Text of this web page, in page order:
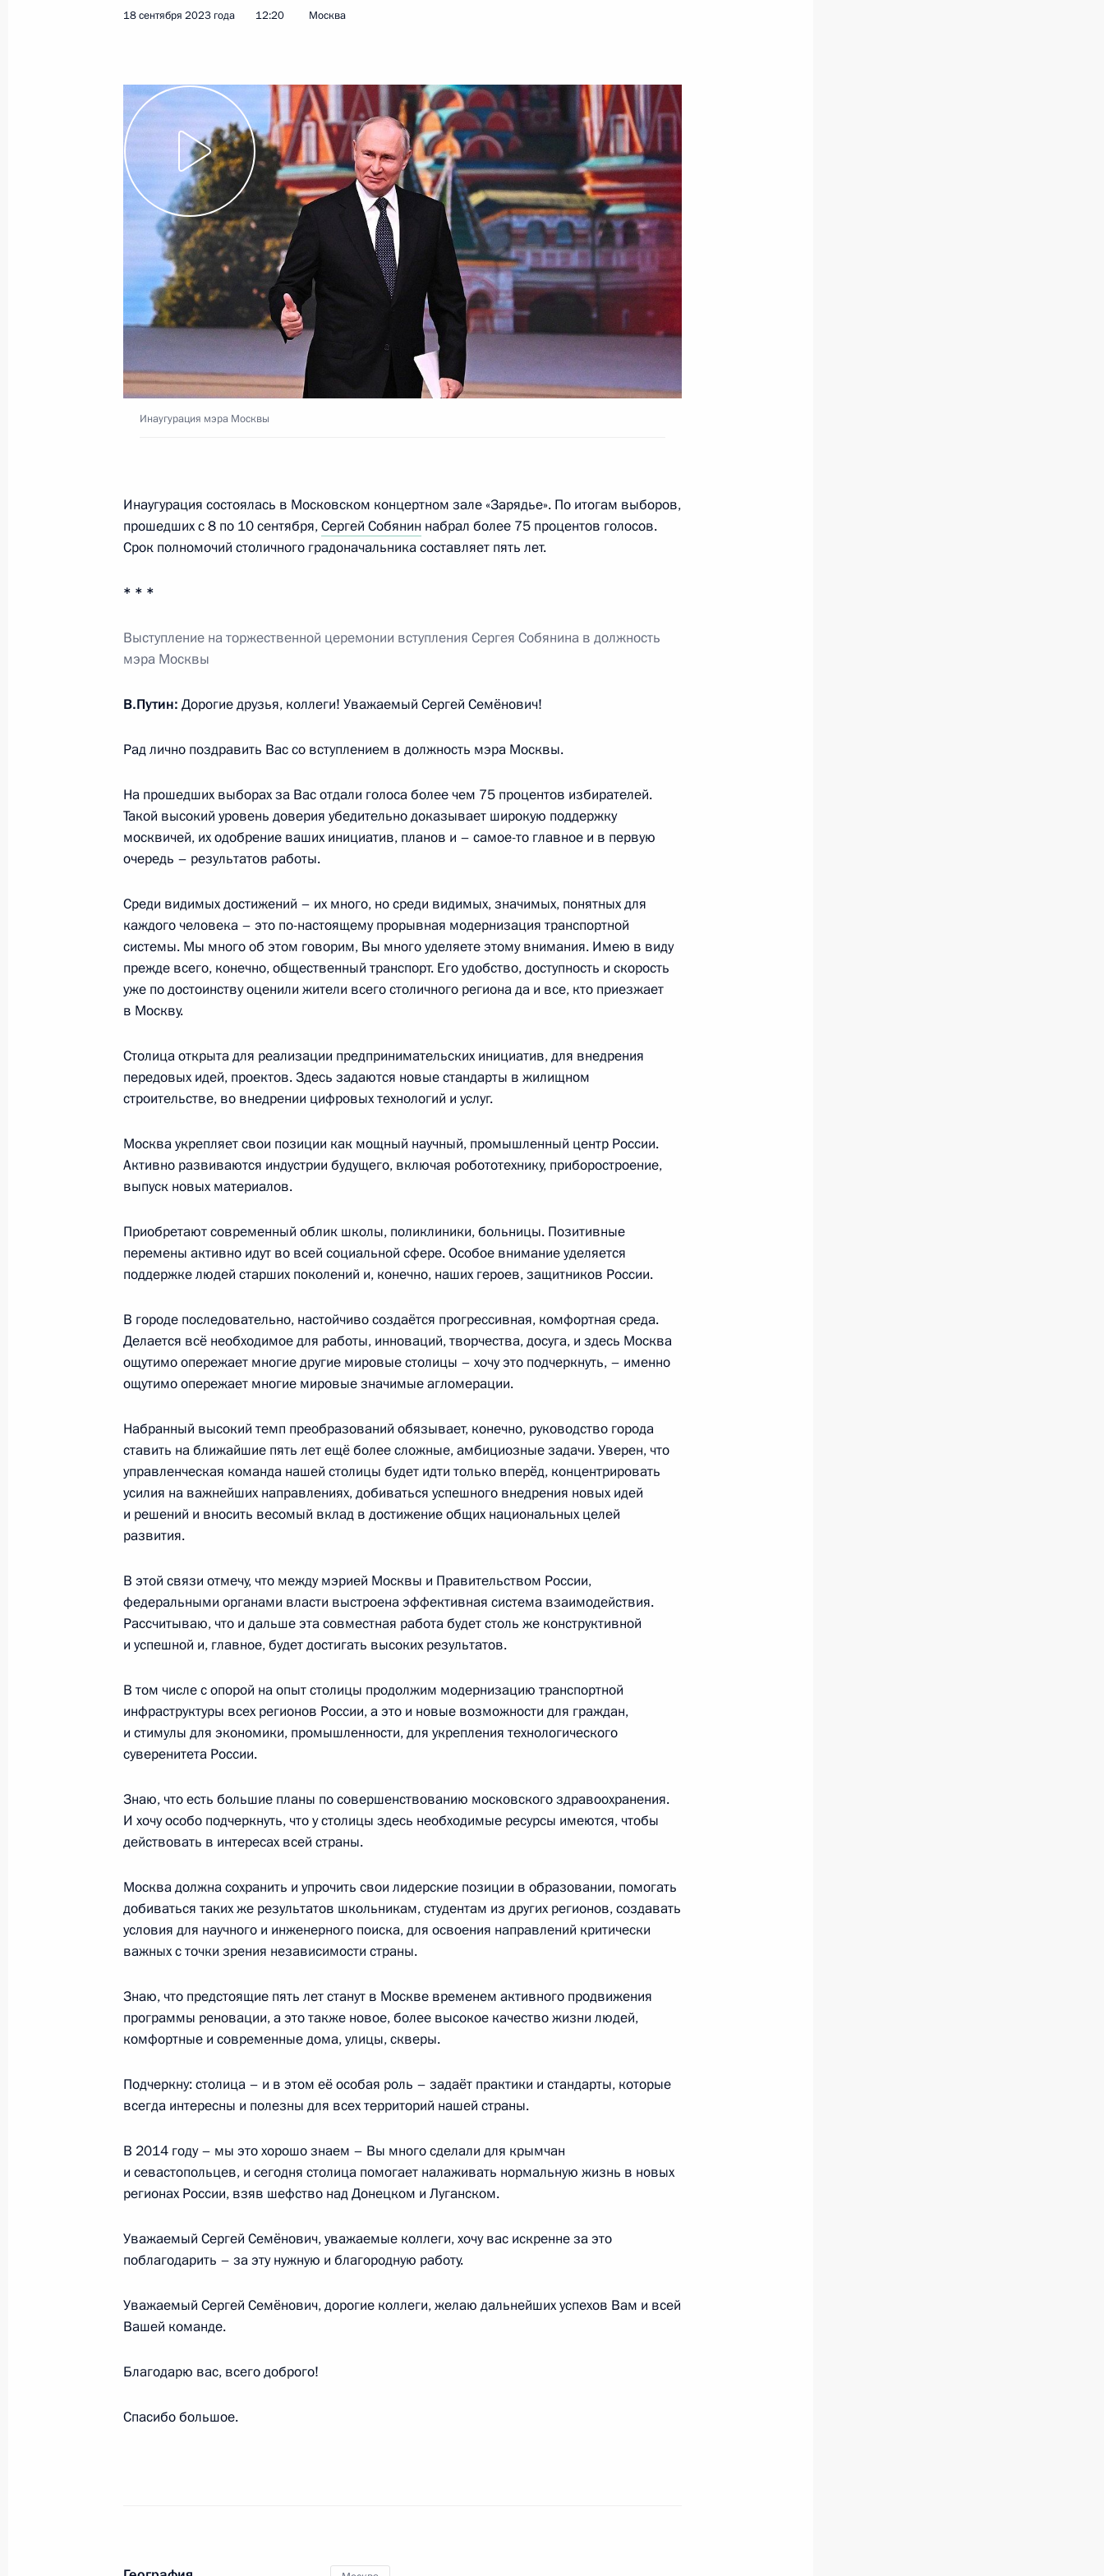
услугу по отоплению
14 ноября 2023 года, 11:40
Инаугурация мэра Москвы
18 сентября 2023 года, 12:20
Открытие объектов транспортной инфраструктуры Москвы
9 сентября 2023 года, 13:15
Владимир Путин проголосовал на выборах мэра Москвы
9 сентября 2023 года, 12:40
Открытие движения по третьему Московскому центральному
диаметру
17 августа 2023 года, 14:50
Подписан закон о противодействии беспилотным аппаратам
4 августа 2023 года, 16:25
процедуры выявления правообладателей ранее учтённых
и Севастополе
31 июля 2023 года, 15:45
Уточнены основания привлечения к административной
ответственности за нарушение правил привлечения иностранных
граждан к трудовой деятельности на розничных рынках
10 июля 2023 года, 15:20
Подписан закон, касающийся процедуры переселения граждан
в рамках программы реновации
10 июля 2023 года, 14:20
Посещение Северного речного вокзала
Подписан Указ о передаче в собственность Москвы находящихся
детских и юношеских фильмов имени М.Горького
13 июня 2023 года, 17:50
Посещение индустриального парка «Руднево»
27 апреля 2023 года, 20:45
Открытие Большой кольцевой линии московского метро
Встреча с мэром Москвы Сергеем Собяниным
Владимир Путин проголосовал на выборах муниципальных
депутатов Москвы
космического центра в Москве
27 февраля 2022 года, 18:00
Встреча с мэром Москвы Сергеем Собяниным
20 января 2022 года, 13:00
Подписан закон, направленный на повышение эффективности
отправления правосудия мировыми судьями в Москве
30 декабря 2021 года, 19:10
кольцевой линии Московского метрополитена
7 декабря 2021 года, 16:35
1 декабря 2021 года, 15:50
18 сентября 2023 года 12:20 Москва
Инаугурация мэра Москвы
Инаугурация состоялась в Московском концертном зале «Зарядье». По итогам выборов,
прошедших с 8 по 10 сентября,Сергей Собянин набрал более 75 процентов голосов.
Срок полномочий столичного градоначальника составляет пять лет.
* * *
Выступление на торжественной церемонии вступления Сергея Собянина в должность
мэра Москвы
В.Путин: Дорогие друзья, коллеги! Уважаемый Сергей Семёнович!
Рад лично поздравить Вас со вступлением в должность мэра Москвы.
На прошедших выборах за Вас отдали голоса более чем 75 процентов избирателей.
Такой высокий уровень доверия убедительно доказывает широкую поддержку
москвичей, их одобрение ваших инициатив, планов и – самое-то главное и в первую
очередь – результатов работы.
Среди видимых достижений – их много, но среди видимых, значимых, понятных для
каждого человека – это по-настоящему прорывная модернизация транспортной
системы. Мы много об этом говорим, Вы много уделяете этому внимания. Имею в виду
прежде всего, конечно, общественный транспорт. Его удобство, доступность и скорость
уже по достоинству оценили жители всего столичного региона да и все, кто приезжает
в Москву.
Столица открыта для реализации предпринимательских инициатив, для внедрения
передовых идей, проектов. Здесь задаются новые стандарты в жилищном
строительстве, во внедрении цифровых технологий и услуг.
Москва укрепляет свои позиции как мощный научный, промышленный центр России.
Активно развиваются индустрии будущего, включая робототехнику, приборостроение,
выпуск новых материалов.
Приобретают современный облик школы, поликлиники, больницы. Позитивные
перемены активно идут во всей социальной сфере. Особое внимание уделяется
поддержке людей старших поколений и, конечно, наших героев, защитников России.
В городе последовательно, настойчиво создаётся прогрессивная, комфортная среда.
Делается всё необходимое для работы, инноваций, творчества, досуга, и здесь Москва
ощутимо опережает многие другие мировые столицы – хочу это подчеркнуть, – именно
ощутимо опережает многие мировые значимые агломерации.
Набранный высокий темп преобразований обязывает, конечно, руководство города
ставить на ближайшие пять лет ещё более сложные, амбициозные задачи. Уверен, что
управленческая команда нашей столицы будет идти только вперёд, концентрировать
усилия на важнейших направлениях, добиваться успешного внедрения новых идей
и решений и вносить весомый вклад в достижение общих национальных целей
развития.
В этой связи отмечу, что между мэрией Москвы и Правительством России,
федеральными органами власти выстроена эффективная система взаимодействия.
Рассчитываю, что и дальше эта совместная работа будет столь же конструктивной
и успешной и, главное, будет достигать высоких результатов.
В том числе с опорой на опыт столицы продолжим модернизацию транспортной
инфраструктуры всех регионов России, а это и новые возможности для граждан,
и стимулы для экономики, промышленности, для укрепления технологического
суверенитета России.
Знаю, что есть большие планы по совершенствованию московского здравоохранения.
И хочу особо подчеркнуть, что у столицы здесь необходимые ресурсы имеются, чтобы
действовать в интересах всей страны.
Москва должна сохранить и упрочить свои лидерские позиции в образовании, помогать
добиваться таких же результатов школьникам, студентам из других регионов, создавать
условия для научного и инженерного поиска, для освоения направлений критически
важных с точки зрения независимости страны.
Знаю, что предстоящие пять лет станут в Москве временем активного продвижения
программы реновации, а это также новое, более высокое качество жизни людей,
комфортные и современные дома, улицы, скверы.
Подчеркну: столица – и в этом её особая роль – задаёт практики и стандарты, которые
всегда интересны и полезны для всех территорий нашей страны.
В 2014 году – мы это хорошо знаем – Вы много сделали для крымчан
и севастопольцев, и сегодня столица помогает налаживать нормальную жизнь в новых
регионах России, взяв шефство над Донецком и Луганском.
Уважаемый Сергей Семёнович, уважаемые коллеги, хочу вас искренне за это
поблагодарить – за эту нужную и благородную работу.
Уважаемый Сергей Семёнович, дорогие коллеги, желаю дальнейших успехов Вам и всей
Вашей команде.
Благодарю вас, всего доброго!
Спасибо большое.